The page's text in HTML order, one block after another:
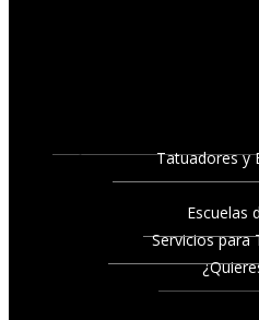
Tatuadores y
Escuelas
Servicios para